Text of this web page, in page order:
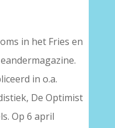
in het Fries en
in o.a.
De Optimist
Op 6 april